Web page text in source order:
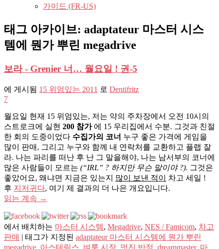
가이드 (FR-US)
태그 아카이브: adaptateur 마스터 시스
템에 뭔가 뿌린 megadrive
보라 - Grenier 너… 월요일 ! 권-5
에 게시됨 15 위엄있는 2011 로 Dentifritz
7
월요일 현재 15 위엄있는, 저는 약의 주차장에서 오전 10시의
스트로크에 실현 200 참가에 15 우리집에서 수분. 그것과 친절
한 회의 도중이었다 수집가의 코너 누구 좋은 가격에 게임을
많이 판매, 그리고 누구와 함께 내 연락처를 교환하고 플랩 잘
라. 나는 파리를 떠난 후 난 그 말을해야, 나는 남서부의 코너에
많은 사람들이 모르는 (“IRL” ? 하지만 무슨 말이야 ?). 그것은
좋았어요, 왜냐면 지금은 있는지 많이 보낸 적이
차고 세일 !
후 지저귀다, 여기 제 결과의 더 나은 개요입니다.
읽는 계속 →
에서 배치하는 마스터 시스템, Megadrive, NES / Famicom, 차고
판매 | 태그가 지정된 adaptateur 마스터 시스템에 뭔가 뿌린
megadrive, 아스테릭스, 벼룩 시장, 멋진 반점, dreammaster, 마